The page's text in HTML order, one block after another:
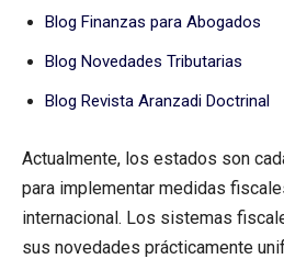
Blog Finanzas para Abogados
Blog Novedades Tributarias
Blog Revista Aranzadi Doctrinal
Actualmente, los estados son
para implementar medidas
internacional. Los sistemas
sus novedades prácticamente